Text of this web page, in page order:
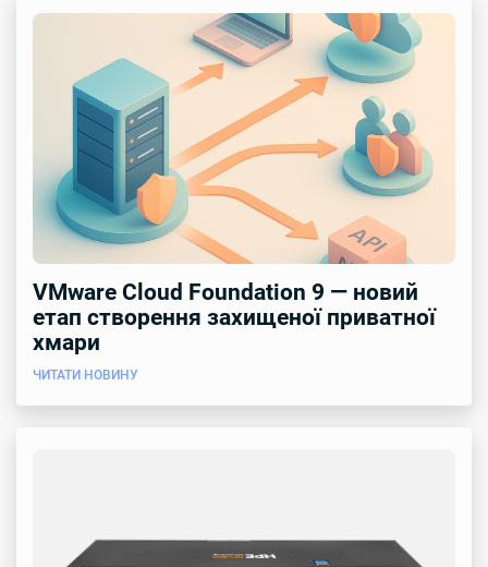
VMware Cloud Foundation 9 — новий
етап створення захищеної приватної
хмари
ЧИТАТИ НОВИНУ